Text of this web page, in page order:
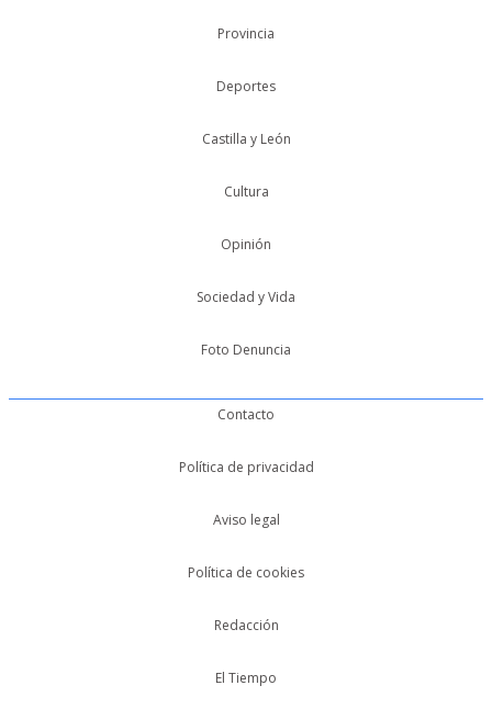
Provincia
Deportes
Castilla y León
Cultura
Opinión
Sociedad y Vida
Foto Denuncia
Contacto
Política de privacidad
Aviso legal
Política de cookies
Redacción
El Tiempo